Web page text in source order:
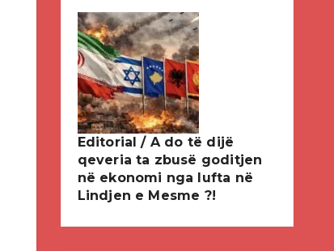
Editorial / A do të dijë
qeveria ta zbusë goditjen
në ekonomi nga lufta në
Lindjen e Mesme ?!